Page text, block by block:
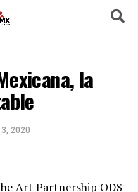
la
2020
Art Partnership ODS